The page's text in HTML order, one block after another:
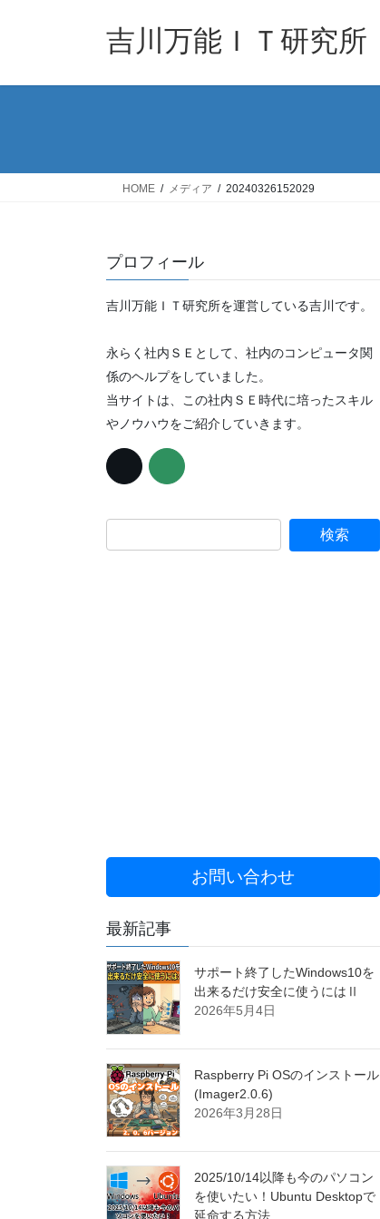
吉川万能ＩＴ研究所
HOME メディア 20240326152029
プロフィール
吉川万能ＩＴ研究所を運営している吉川です。
永らく社内ＳＥとして、社内のコンピュータ関
係のヘルプをしていました。
当サイトは、この社内ＳＥ時代に培ったスキル
やノウハウをご紹介していきます。
お問い合わせ
最新記事
サポート終了したWindows10を
出来るだけ安全に使うにはⅡ
2026年5月4日
Raspberry Pi OSのインストール
(Imager2.0.6)
2026年3月28日
2025/10/14以降も今のパソコン
を使いたい！Ubuntu Desktopで
延命する方法